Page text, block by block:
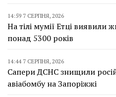
14:59 7 СЕРПНЯ, 2026
На тілі мумії Етці виявили
понад 5300 років
14:44 7 СЕРПНЯ, 2026
Сапери ДСНС знищили
авіабомбу на Запоріжжі